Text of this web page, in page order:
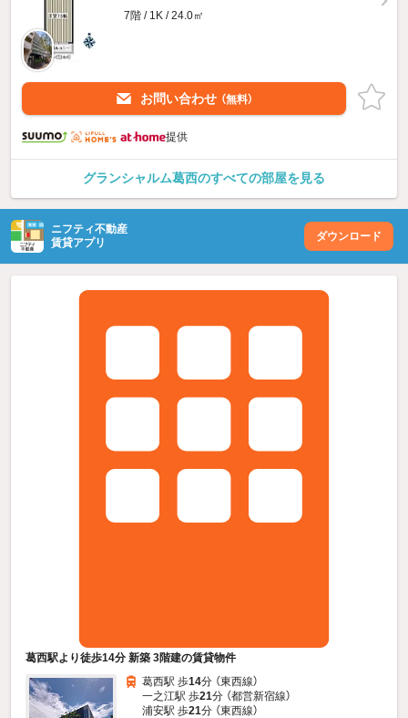
7階 / 1K / 24.0㎡
お問い合わせ （無料）
提供
グランシャルム葛西のすべての部屋を見る
ニフティ不動産
賃貸アプリ
ダウンロード
葛西駅より徒歩14分 新築 3階建の賃貸物件
葛西駅 歩14分 （東西線）
一之江駅 歩21分 （都営新宿線）
浦安駅 歩21分 （東西線）